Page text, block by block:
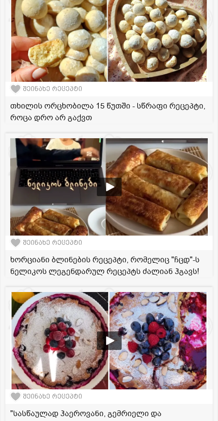
შეინახე რეცეპტი
თხილის ორცხობილა 15 წუთში - სწრაფი რეცეპტი,
როცა დრო არ გაქვთ
შეინახე რეცეპტი
ხორციანი ბლინების რეცეპტი, რომელიც "ჩცდ"-ს
ნელიკოს ლეგენდარულ რეცეპტს ძალიან ჰგავს!
შეინახე რეცეპტი
"სასწაულად ჰაეროვანი, გემრიელი და